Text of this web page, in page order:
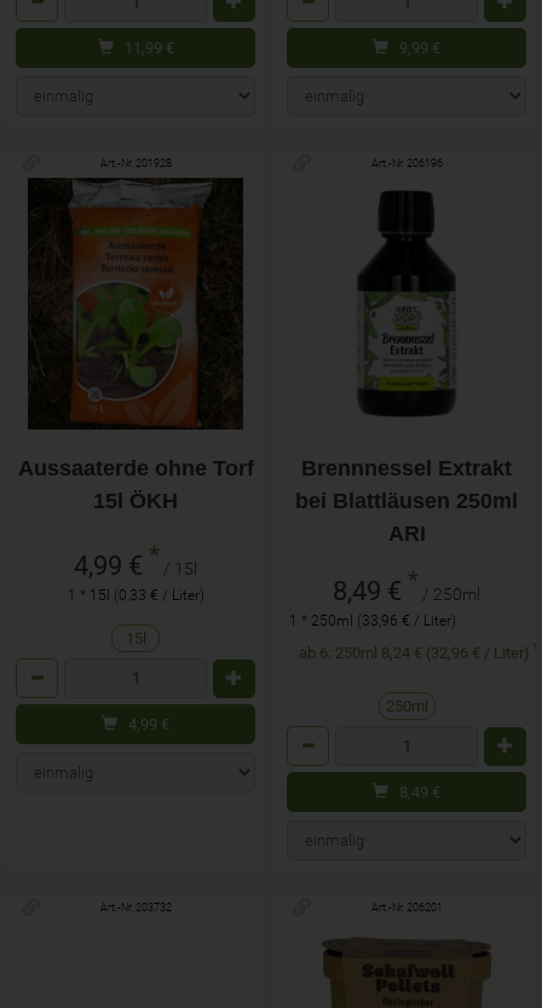
11,99 € 9,99 €
Art.-Nr. 201928
Aussaaterde ohne Torf
15l ÖKH
4,99 € * / 15l
1 * 15l (0,33 € / Liter)
15l
4,99 €
Art.-Nr. 206196
Brennnessel Extrakt
bei Blattläusen 250ml
ARI
8,49 € * / 250ml
1 * 250ml (33,96 € / Liter)
ab 6: 250ml 8,24 € (32,96 € / Liter)
250ml
8,49 €
Art.-Nr. 203732 Art.-Nr. 206201